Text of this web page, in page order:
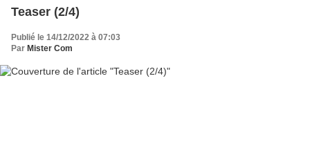
Teaser (2/4)
Publié le 14/12/2022 à 07:03
Par Mister Com